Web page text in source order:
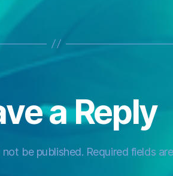
a Reply
be published. Required fields